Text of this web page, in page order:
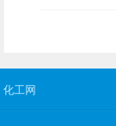
化工网